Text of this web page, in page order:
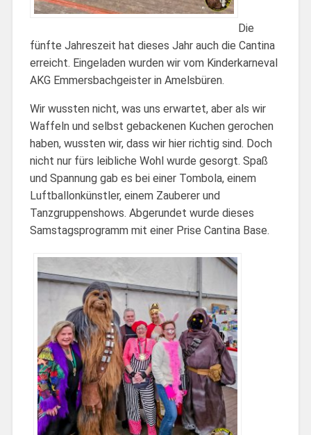
Die
fünfte Jahreszeit hat dieses Jahr auch die Cantina
erreicht. Eingeladen wurden wir vom Kinderkarneval
AKG Emmersbachgeister in Amelsbüren.
Wir wussten nicht, was uns erwartet, aber als wir
Waffeln und selbst gebackenen Kuchen gerochen
haben, wussten wir, dass wir hier richtig sind. Doch
nicht nur fürs leibliche Wohl wurde gesorgt. Spaß
und Spannung gab es bei einer Tombola, einem
Luftballonkünstler, einem Zauberer und
Tanzgruppenshows. Abgerundet wurde dieses
Samstagsprogramm mit einer Prise Cantina Base.